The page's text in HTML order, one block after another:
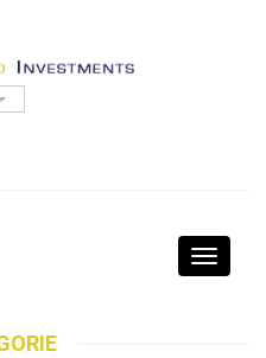
Toggle